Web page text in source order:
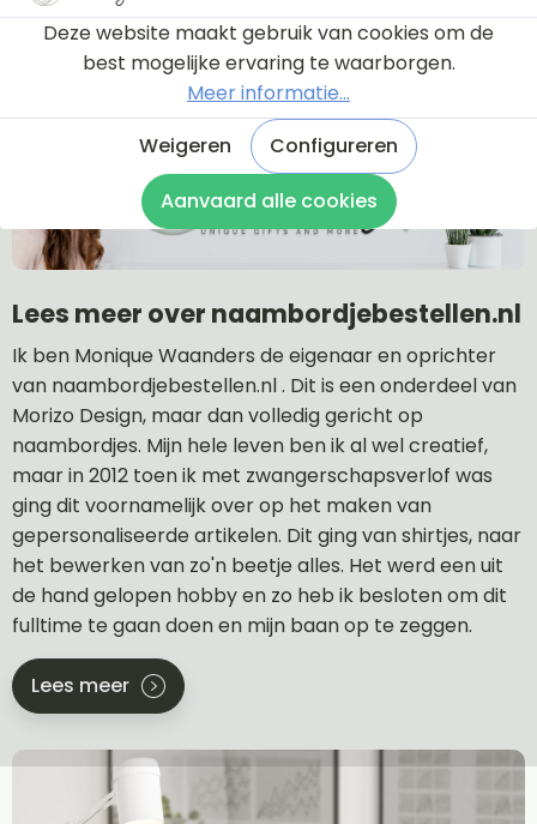
Naar veel gestelde vragen
Lees meer over naambordjebestellen.nl
Ik ben Monique Waanders de eigenaar en oprichter
van naambordjebestellen.nl . Dit is een onderdeel van
Morizo Design, maar dan volledig gericht op
naambordjes. Mijn hele leven ben ik al wel creatief,
maar in 2012 toen ik met zwangerschapsverlof was
ging dit voornamelijk over op het maken van
gepersonaliseerde artikelen. Dit ging van shirtjes, naar
het bewerken van zo'n beetje alles. Het werd een uit
de hand gelopen hobby en zo heb ik besloten om dit
fulltime te gaan doen en mijn baan op te zeggen.
Lees meer
Deze website maakt gebruik van cookies om de
best mogelijke ervaring te waarborgen.
Meer informatie...
Weigeren
Configureren
Aanvaard alle cookies